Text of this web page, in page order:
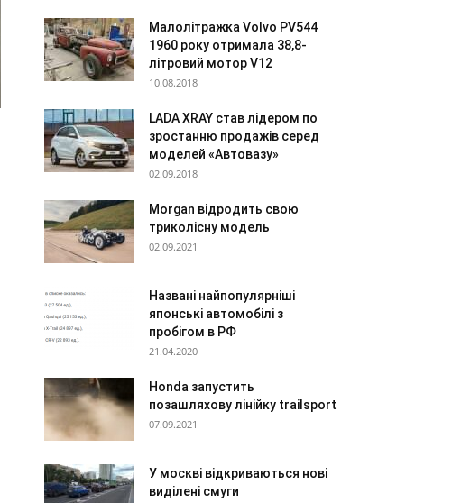
Малолітражка Volvo PV544
1960 року отримала 38,8-
літровий мотор V12
10.08.2018
LADA XRAY став лідером по
зростанню продажів серед
моделей «Автовазу»
02.09.2018
Morgan відродить свою
триколісну модель
02.09.2021
Названі найпопулярніші
японські автомобілі з
пробігом в РФ
21.04.2020
Honda запустить
позашляхову лінійку trailsport
07.09.2021
У москві відкриваються нові
виділені смуги